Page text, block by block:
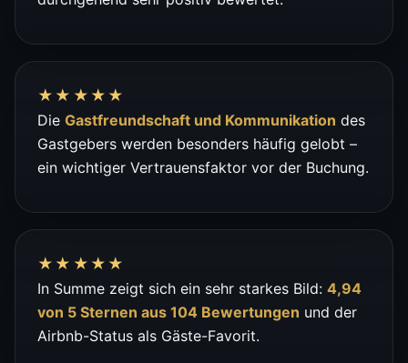
★★★★★
Die Gastfreundschaft und Kommunikation des
Gastgebers werden besonders häufig gelobt –
ein wichtiger Vertrauensfaktor vor der Buchung.
★★★★★
In Summe zeigt sich ein sehr starkes Bild: 4,94
von 5 Sternen aus 104 Bewertungen und der
Airbnb-Status als Gäste-Favorit.